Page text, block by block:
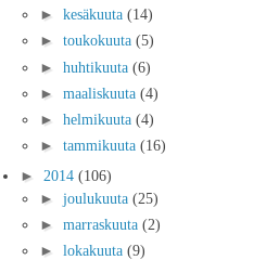
► kesäkuuta (14)
► toukokuuta (5)
► huhtikuuta (6)
► maaliskuuta (4)
► helmikuuta (4)
► tammikuuta (16)
► 2014 (106)
► joulukuuta (25)
► marraskuuta (2)
► lokakuuta (9)